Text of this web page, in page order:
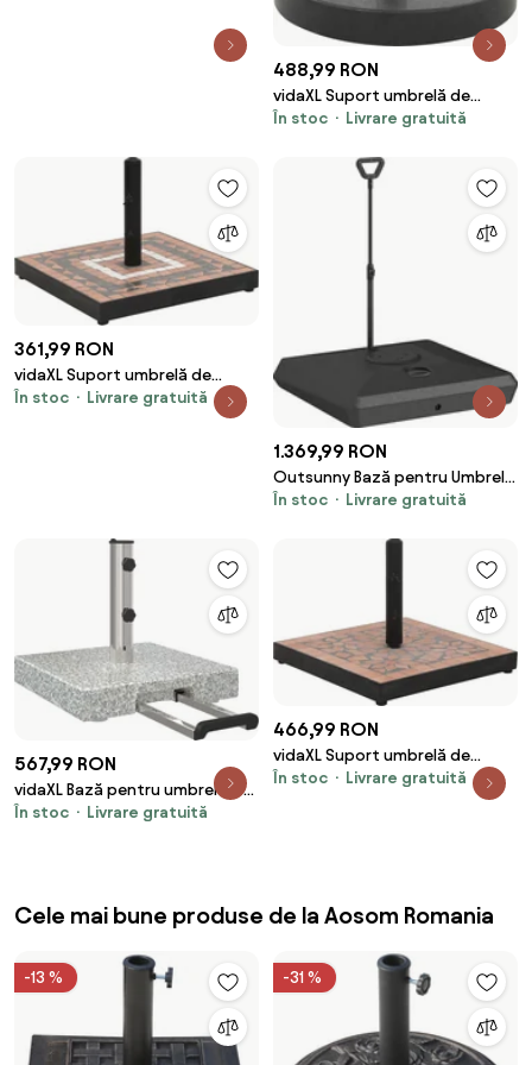
488,99 RON
vidaXL Suport umbrelă de
soare, negru, 28,5 kg, granit,
În stoc Livrare gratuită
361,99 RON
vidaXL Suport umbrelă de
soare, cărămiziu și alb, pătrat,
În stoc Livrare gratuită
1.369,99 RON
Outsunny Bază pentru Umbrelă
de Soare cu Sistem de Umplere,
În stoc Livrare gratuită
567,99 RON
vidaXL Bază pentru umbrelă Gri
41 x 41 x 37 cm Granit
În stoc Livrare gratuită
466,99 RON
vidaXL Suport umbrelă de
soare, cărămiziu, pătrat, 12 kg
În stoc Livrare gratuită
Cele mai bune produse de la Aosom Romania
-13 % -31 %